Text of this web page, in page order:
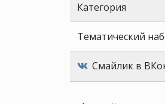
Категория
Тематический
Смайлик в